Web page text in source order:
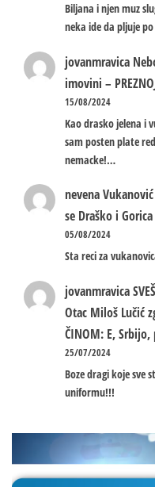
Biljana i njen muz
neka ide da pljuje
jovanmravica
imovini –
15/08/2024
Kao drasko jelena i
sam posten plate
nemacke!…
nevena
se Draško i Gorica
05/08/2024
Sta reci za
jovanmravica
Otac Miloš Lučić
ČINOM: E,
25/07/2024
Boze dragi koje sve
uniformu!!!